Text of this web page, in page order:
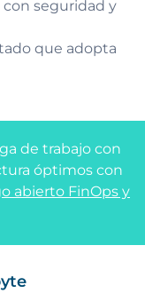
seguridad y
que adopta
de trabajo con
óptimos con
abierto FinOps y